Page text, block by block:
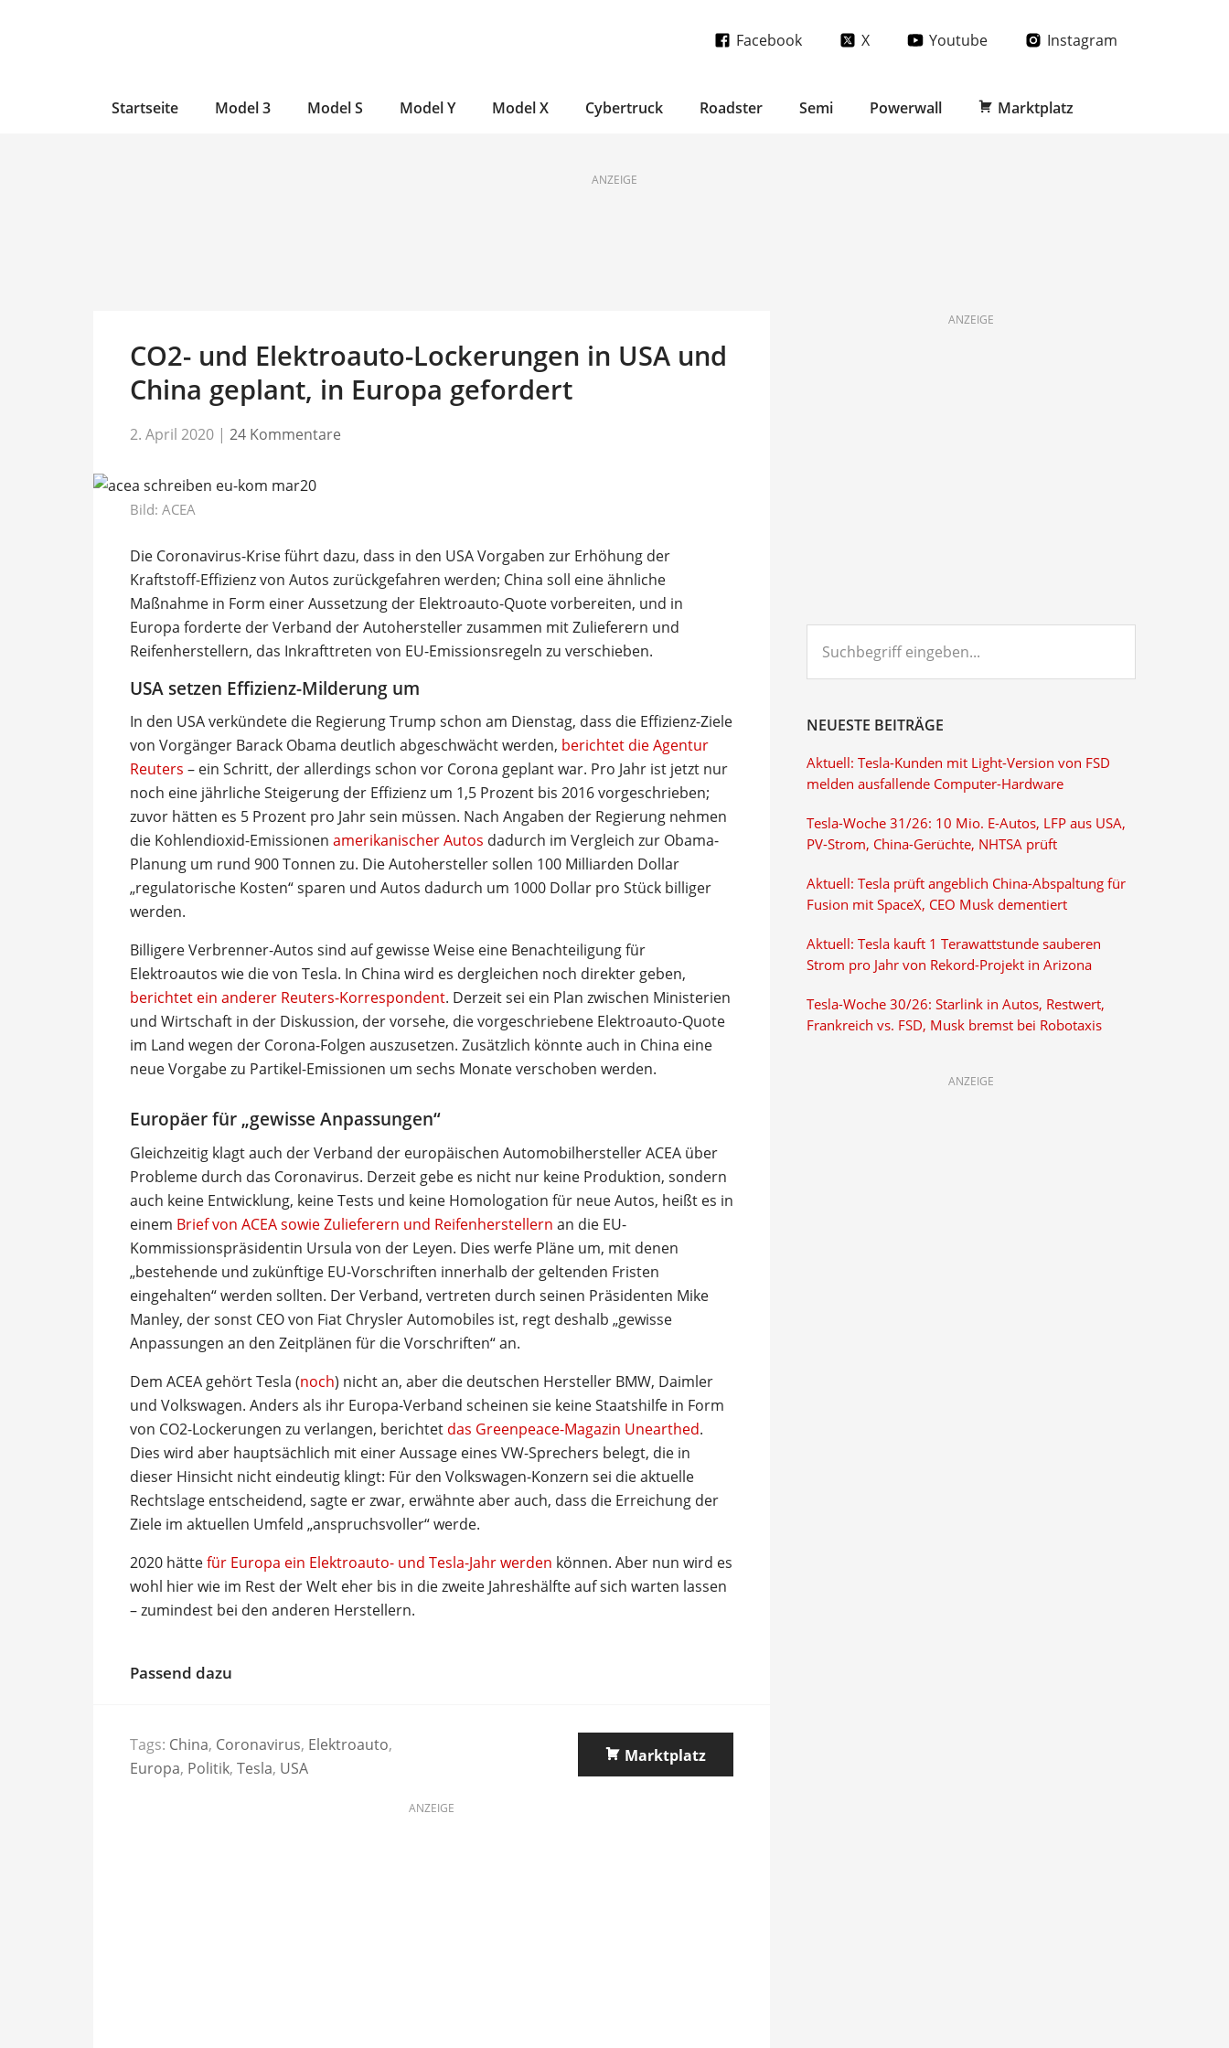
Facebook X Youtube Instagram
Startseite Model 3 Model S Model Y Model X Cybertruck Roadster Semi Powerwall Marktplatz
ANZEIGE
CO2- und Elektroauto-Lockerungen in USA und
China geplant, in Europa gefordert
2. April 2020 | 24 Kommentare
Bild: ACEA
Die Coronavirus-Krise führt dazu, dass in den USA Vorgaben zur Erhöhung der
Kraftstoff-Effizienz von Autos zurückgefahren werden; China soll eine ähnliche
Maßnahme in Form einer Aussetzung der Elektroauto-Quote vorbereiten, und in
Europa forderte der Verband der Autohersteller zusammen mit Zulieferern und
Reifenherstellern, das Inkrafttreten von EU-Emissionsregeln zu verschieben.
USA setzen Effizienz-Milderung um
In den USA verkündete die Regierung Trump schon am Dienstag, dass die Effizienz-Ziele
von Vorgänger Barack Obama deutlich abgeschwächt werden, berichtet die Agentur
Reuters – ein Schritt, der allerdings schon vor Corona geplant war. Pro Jahr ist jetzt nur
noch eine jährliche Steigerung der Effizienz um 1,5 Prozent bis 2016 vorgeschrieben;
zuvor hätten es 5 Prozent pro Jahr sein müssen. Nach Angaben der Regierung nehmen
die Kohlendioxid-Emissionen amerikanischer Autos dadurch im Vergleich zur Obama-
Planung um rund 900 Tonnen zu. Die Autohersteller sollen 100 Milliarden Dollar
„regulatorische Kosten“ sparen und Autos dadurch um 1000 Dollar pro Stück billiger
werden.
Billigere Verbrenner-Autos sind auf gewisse Weise eine Benachteiligung für
Elektroautos wie die von Tesla. In China wird es dergleichen noch direkter geben,
berichtet ein anderer Reuters-Korrespondent. Derzeit sei ein Plan zwischen Ministerien
und Wirtschaft in der Diskussion, der vorsehe, die vorgeschriebene Elektroauto-Quote
im Land wegen der Corona-Folgen auszusetzen. Zusätzlich könnte auch in China eine
neue Vorgabe zu Partikel-Emissionen um sechs Monate verschoben werden.
Europäer für „gewisse Anpassungen“
Gleichzeitig klagt auch der Verband der europäischen Automobilhersteller ACEA über
Probleme durch das Coronavirus. Derzeit gebe es nicht nur keine Produktion, sondern
auch keine Entwicklung, keine Tests und keine Homologation für neue Autos, heißt es in
einem Brief von ACEA sowie Zulieferern und Reifenherstellern an die EU-
Kommissionspräsidentin Ursula von der Leyen. Dies werfe Pläne um, mit denen
„bestehende und zukünftige EU-Vorschriften innerhalb der geltenden Fristen
eingehalten“ werden sollten. Der Verband, vertreten durch seinen Präsidenten Mike
Manley, der sonst CEO von Fiat Chrysler Automobiles ist, regt deshalb „gewisse
Anpassungen an den Zeitplänen für die Vorschriften“ an.
Dem ACEA gehört Tesla (noch) nicht an, aber die deutschen Hersteller BMW, Daimler
und Volkswagen. Anders als ihr Europa-Verband scheinen sie keine Staatshilfe in Form
von CO2-Lockerungen zu verlangen, berichtet das Greenpeace-Magazin Unearthed.
Dies wird aber hauptsächlich mit einer Aussage eines VW-Sprechers belegt, die in
dieser Hinsicht nicht eindeutig klingt: Für den Volkswagen-Konzern sei die aktuelle
Rechtslage entscheidend, sagte er zwar, erwähnte aber auch, dass die Erreichung der
Ziele im aktuellen Umfeld „anspruchsvoller“ werde.
2020 hättefür Europa ein Elektroauto- und Tesla-Jahr werden können. Aber nun wird es
wohl hier wie im Rest der Welt eher bis in die zweite Jahreshälfte auf sich warten lassen
– zumindest bei den anderen Herstellern.
Passend dazu
Tags: China, Coronavirus, Elektroauto,
Europa, Politik, Tesla, USA
Marktplatz
ANZEIGE
ANZEIGE
eingeben...
NEUESTE BEITRÄGE
Aktuell: Tesla-Kunden mit Light-Version von FSD
melden ausfallende Computer-Hardware
Tesla-Woche 31/26: 10 Mio. E-Autos, LFP aus USA,
PV-Strom, China-Gerüchte, NHTSA prüft
Aktuell: Tesla prüft angeblich China-Abspaltung für
Fusion mit SpaceX, CEO Musk dementiert
Aktuell: Tesla kauft 1 Terawattstunde sauberen
Strom pro Jahr von Rekord-Projekt in Arizona
Tesla-Woche 30/26: Starlink in Autos, Restwert,
Frankreich vs. FSD, Musk bremst bei Robotaxis
ANZEIGE